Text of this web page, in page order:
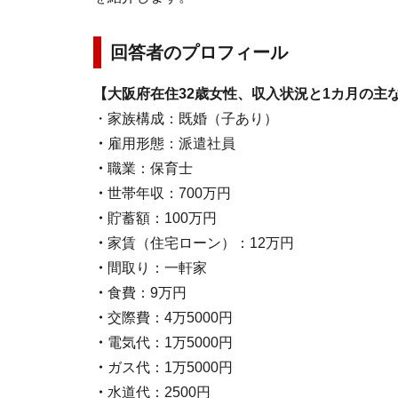
回答者のプロフィール
【大阪府在住32歳女性、収入状況と1カ月の主
・家族構成： 既婚（子あり）
・ 雇用形態：派遣社員
・ 職業：保育士
・ 世帯年収：700万円
・ 貯蓄額：100万円
・ 家賃（住宅ローン）：12万円
・ 間取り：一軒家
・ 食費：9万円
・ 交際費：4万5000円
・ 電気代：1万5000円
・ ガス代：1万5000円
・ 水道代：2500円